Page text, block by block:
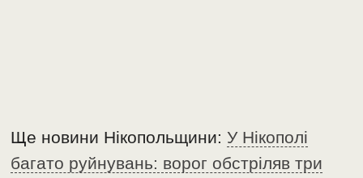
Ще новини Нікопольщини:У Нікополі
багато руйнувань: ворог обстріляв три